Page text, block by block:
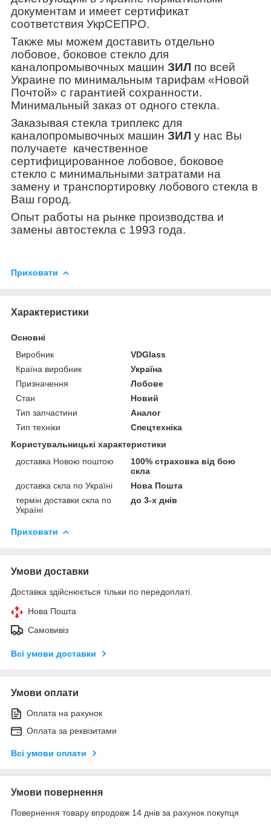
документам и имеет сертификат
соответствия УкрСЕПРО.
Также мы можем доставить отдельно
лобовое, боковое стекло для
каналопромывочных машин ЗИЛ по всей
Украине по минимальным тарифам «Новой
Почтой» с гарантией сохранности.
Минимальный заказ от одного стекла.
Заказывая стекла триплекс для
каналопромывочных машин ЗИЛ у нас Вы
получаете качественное
сертифицированное лобовое, боковое
стекло с минимальными затратами на
замену и транспортировку лобового стекла в
Ваш город.
Опыт работы на рынке производства и
замены автостекла с 1993 года.
Приховати
Характеристики
Основні
Виробник
VDGlass
Країна виробник
Україна
Призначення
Лобове
Стан
Новий
Тип запчастини
Аналог
Тип техніки
Спецтехніка
Користувальницькі характеристики
доставка Новою поштою
100% страховка від бою
скла
доставка скла по Україні
Нова Пошта
термін доставки скла по
Україні
до 3-х днів
Приховати
Умови доставки
Доставка здійснюється тільки по передоплаті.
Нова Пошта
Самовивіз
Всі умови доставки
Умови оплати
Оплата на рахунок
Оплата за реквізитами
Всі умови оплати
Умови повернення
Повернення товару впродовж 14 днів за рахунок покупця